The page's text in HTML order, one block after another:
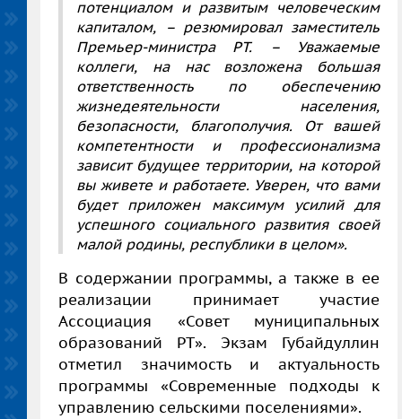
потенциалом и развитым человеческим
капиталом, – резюмировал заместитель
Премьер-министра РТ. – Уважаемые
коллеги, на нас возложена большая
ответственность по обеспечению
жизнедеятельности населения,
безопасности, благополучия. От вашей
компетентности и профессионализма
зависит будущее территории, на которой
вы живете и работаете. Уверен, что вами
будет приложен максимум усилий для
успешного социального развития своей
малой родины, республики в целом».
В содержании программы, а также в ее
реализации принимает участие
Ассоциация «Совет муниципальных
образований РТ». Экзам Губайдуллин
отметил значимость и актуальность
программы «Современные подходы к
управлению сельскими поселениями».